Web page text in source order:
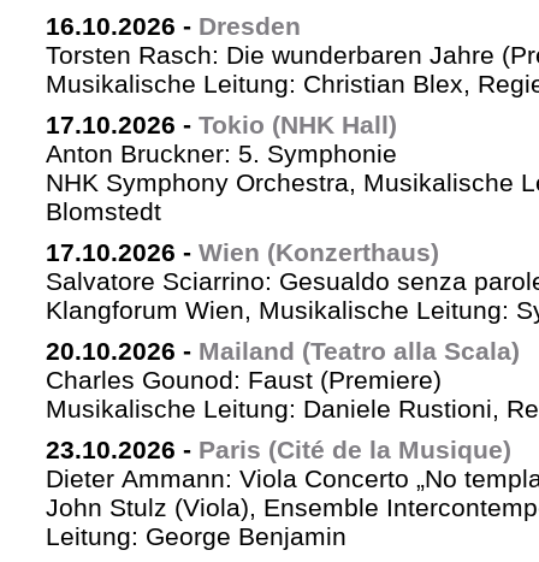
16.10.2026 - Dresden
Torsten Rasch: Die wunderbaren Jahre
Musikalische Leitung: Christian Blex,
17.10.2026 - Tokio (NHK Hall)
Anton Bruckner: 5. Symphonie
NHK Symphony Orchestra, Musikalische
Blomstedt
17.10.2026 - Wien (Konzerthaus)
Salvatore Sciarrino: Gesualdo senza
Klangforum Wien, Musikalische Leitung:
20.10.2026 - Mailand (Teatro alla Scala)
Charles Gounod: Faust (Premiere)
Musikalische Leitung: Daniele Rustioni,
23.10.2026 - Paris (Cité de la Musique)
Dieter Ammann: Viola Concerto „No
John Stulz (Viola), Ensemble
Leitung: George Benjamin